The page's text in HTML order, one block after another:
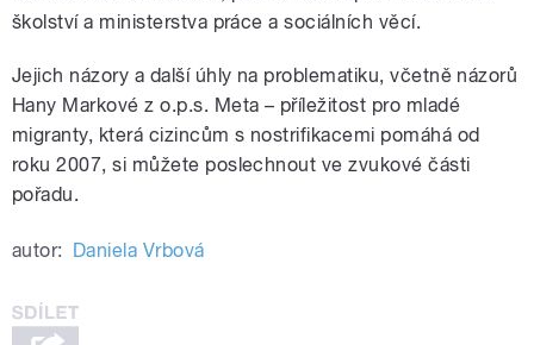
školství a ministerstva práce a sociálních věcí.
Jejich názory a další úhly na problematiku, včetně názorů
Hany Markové z o.p.s. Meta – příležitost pro mladé
migranty, která cizincům s nostrifikacemi pomáhá od
roku 2007, si můžete poslechnout ve zvukové části
pořadu.
autor: Daniela Vrbová